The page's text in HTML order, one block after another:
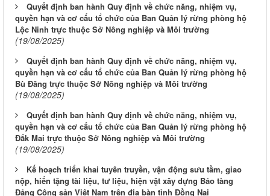
Quyết định ban hành Quy định về chức năng, nhiệm vụ,
quyền hạn và cơ cấu tổ chức của Ban Quản lý rừng phòng hộ
Lộc Ninh trực thuộc Sở Nông nghiệp và Môi trường
(19/08/2025)
Quyết định ban hành Quy định về chức năng, nhiệm vụ,
quyền hạn và cơ cấu tổ chức của Ban Quản lý rừng phòng hộ
Bù Đăng trực thuộc Sở Nông nghiệp và Môi trường
(19/08/2025)
Quyết định ban hành Quy định về chức năng, nhiệm vụ,
quyền hạn và cơ cấu tổ chức của Ban Quản lý rừng phòng hộ
Đắk Mai trực thuộc Sở Nông nghiệp và Môi trường
(19/08/2025)
Kế hoạch triển khai tuyên truyền, vận động sưu tầm, giao
nộp, hiến tặng tài liệu, tư liệu, hiện vật xây dựng Bảo tàng
Đảng Cộng sản Việt Nam trên địa bàn tỉnh Đồng Nai